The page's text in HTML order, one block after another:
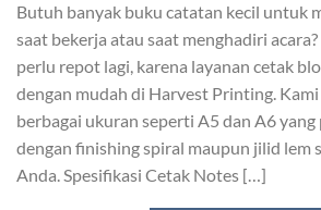
Butuh banyak buku catatan kecil untuk
saat bekerja atau saat menghadiri
perlu repot lagi, karena layanan cetak
dengan mudah di Harvest Printing.
berbagai ukuran seperti A5 dan A6
dengan finishing spiral maupun jilid lem
Anda. Spesifikasi Cetak Notes […]